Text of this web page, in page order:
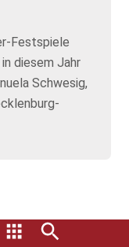
Festspiele
diesem Jahr
Schwesig,